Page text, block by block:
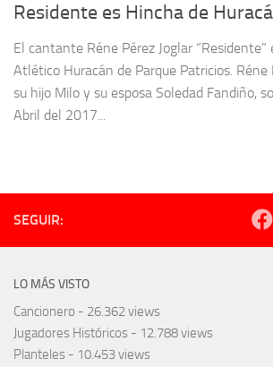
Residente es Hincha de
El cantante Réne Pérez Joglar
Atlético Huracán de Parque Patricios. Réne
su hijo Milo y su esposa Soledad Fandiño,
Abril del 2017...
SEGUIR:
LO MÁS VISTO
Cancionero - 26.362 views
Jugadores Históricos - 12.788 views
Planteles - 10.453 views